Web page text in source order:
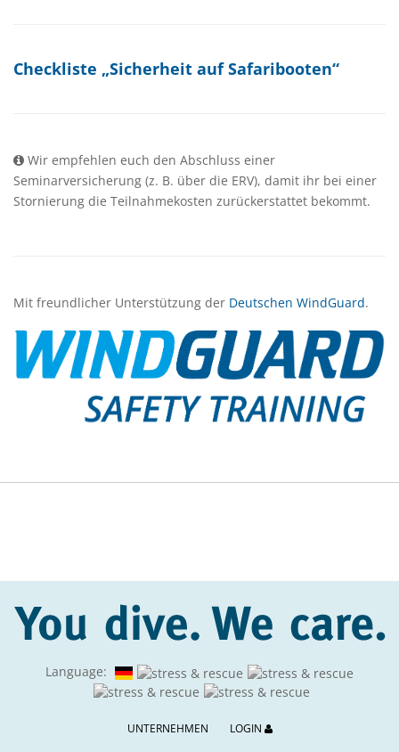
Checkliste „Sicherheit auf Safaribooten“
Wir empfehlen euch den Abschluss einer
Seminarversicherung (z. B. über die ERV), damit ihr bei einer
Stornierung die Teilnahmekosten zurückerstattet bekommt.
Mit freundlicher Unterstützung der Deutschen WindGuard.
Language:
UNTERNEHMEN LOGIN